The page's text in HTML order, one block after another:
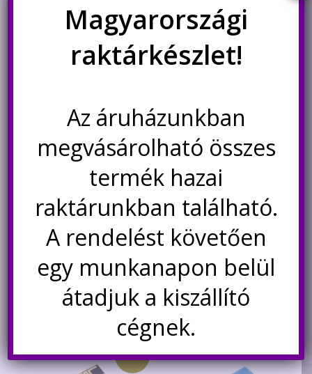
Akció!
ESP-01S WiFi kommunikációs
modul 32 bites ESP8266-tal
price
was:
1.100Ft.
price
is:
940Ft.
Kosárba teszem
DHT11 hőmérséklet és
páratartalom szenzor ESP-01-
hez
Kosárba teszem
Akció!
Magyarországi
raktárkészlet!
Az áruházunkban
megvásárolható összes
termék hazai
raktárunkban található.
A rendelést követően
egy munkanapon belül
átadjuk a kiszállító
cégnek.